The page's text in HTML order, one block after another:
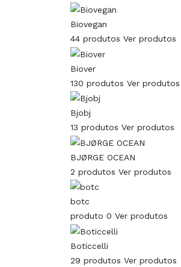
Biovegan
44 produtos Ver produtos
Biover
130 produtos Ver produtos
Bjobj
13 produtos Ver produtos
BJØRGE OCEAN
2 produtos Ver produtos
botc
produto 0 Ver produtos
Boticcelli
29 produtos Ver produtos